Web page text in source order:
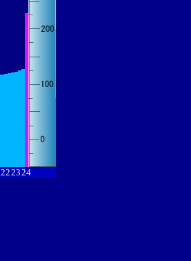
222324